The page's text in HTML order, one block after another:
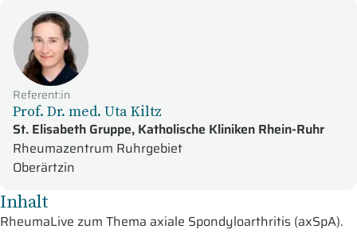
Referent:in
Prof. Dr. med. Uta Kiltz
St. Elisabeth Gruppe, Katholische Kliniken Rhein-Ruhr
Rheumazentrum Ruhrgebiet
Oberärtzin
Inhalt
RheumaLive zum Thema axiale Spondyloarthritis (axSpA).